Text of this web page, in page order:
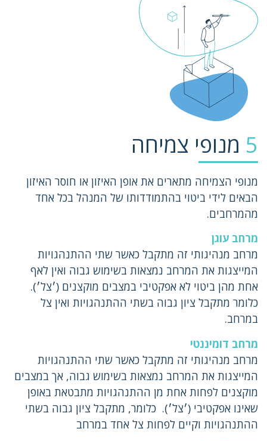
5 מנופי צמיחה
מנופי הצמיחה מתארים את אופן האיזון או חוסר האיזון
הבאים לידי ביטוי בהתמודדותו של המנהל בכל אחד
מהמרחבים.
מרחב עוגן
מרחב מנהיגותי זה מתקבל כאשר שתי ההתנהגויות
המייצגות את המרחב נמצאות בשימוש גבוה ואין לאף
אחת מהן ביטוי לא אפקטיבי במצבים מוקצנים (׳צל׳).
כלומר מתקבל ציון גבוה בשתי ההתנהגויות ואין צל
במרחב.
מרחב דומיננטי
מרחב מנהיגותי זה מתקבל כאשר שתי ההתנהגויות
המייצגות את המרחב נמצאות בשימוש גבוה, אך במצבים
מוקצנים לפחות אחת מן ההתנהגויות מתבטאת באופן
שאינו אפקטיבי (׳צל׳). כלומר, מתקבל ציון גבוה בשתי
ההתנהגויות וקיים לפחות צל אחד במרחב